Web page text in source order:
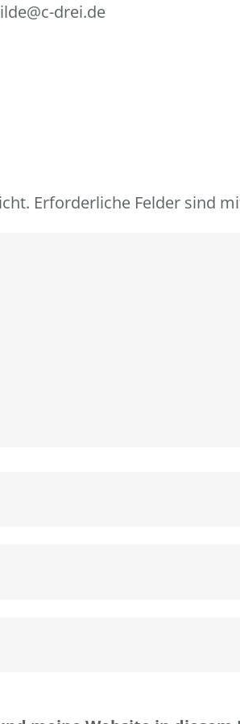
drei.de
Erforderliche Felder sind